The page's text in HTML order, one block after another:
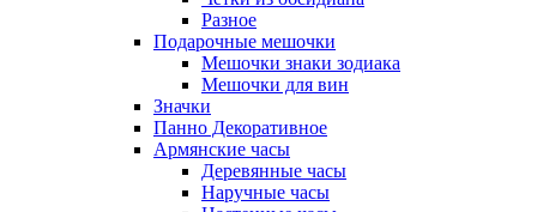
Разное
Подарочные мешочки
Мешочки знаки зодиака
Мешочки для вин
Значки
Панно Декоративное
Армянские часы
Деревянные часы
Наручные часы